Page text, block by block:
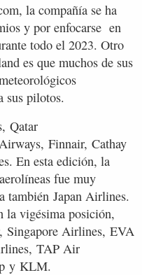
la compañía se ha
y por enfocarse en
todo el 2023. Otro
es que muchos de sus
sus pilotos.
Qatar
Finnair, Cathay
En esta edición, la
fue muy
también Japan Airlines.
la vigésima posición,
Singapore Airlines, EVA
TAP Air
y KLM.